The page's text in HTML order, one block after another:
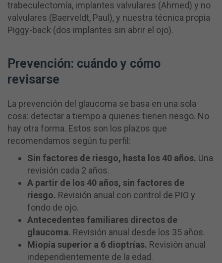
trabeculectomía, implantes valvulares (Ahmed) y no
valvulares (Baerveldt, Paul), y nuestra técnica propia
Piggy-back (dos implantes sin abrir el ojo).
Prevención: cuándo y cómo
revisarse
La prevención del glaucoma se basa en una sola
cosa: detectar a tiempo a quienes tienen riesgo. No
hay otra forma. Estos son los plazos que
recomendamos según tu perfil:
Sin factores de riesgo, hasta los 40 años. Una
revisión cada 2 años.
A partir de los 40 años, sin factores de
riesgo. Revisión anual con control de PIO y
fondo de ojo.
Antecedentes familiares directos de
glaucoma. Revisión anual desde los 35 años.
Miopía superior a 6 dioptrías. Revisión anual
independientemente de la edad.